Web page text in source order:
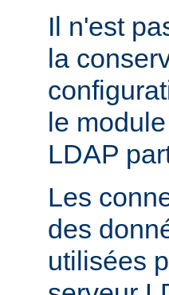
Il n'est
la
le
LDAP
Les
des
utilisées